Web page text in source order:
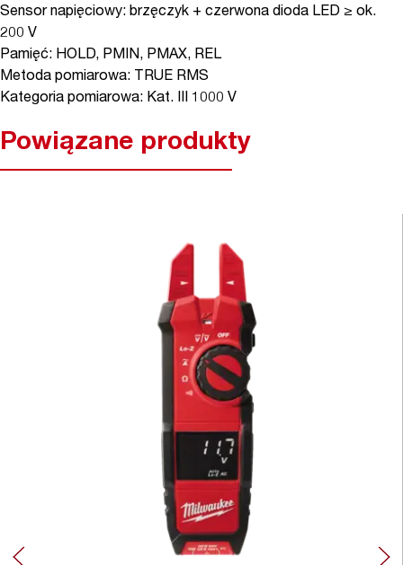
Sensor napięciowy: brzęczyk + czerwona dioda LED ≥ ok.
200 V
Pamięć: HOLD, PMIN, PMAX, REL
Metoda pomiarowa: TRUE RMS
Kategoria pomiarowa: Kat. III 1000 V
Powiązane produkty